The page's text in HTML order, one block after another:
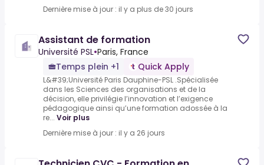
Dernière mise à jour : il y a plus de 30 jours
Assistant de formation
Université PSL•Paris, France
Temps plein +1
Quick Apply
L&#39;Université Paris Dauphine-PSL .Spécialisée
dans les Sciences des organisations et de la
décision, elle privilégie l’innovation et l’exigence
pédagogique ainsi qu’une formation adossée à la
re... Voir plus
Dernière mise à jour : il y a 26 jours